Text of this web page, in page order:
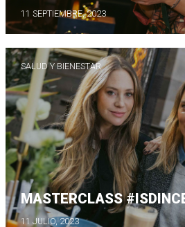
11 SEPTIEMBRE, 2023
SALUD Y BIENESTAR
MASTERCLASS
11 JULIO, 2023